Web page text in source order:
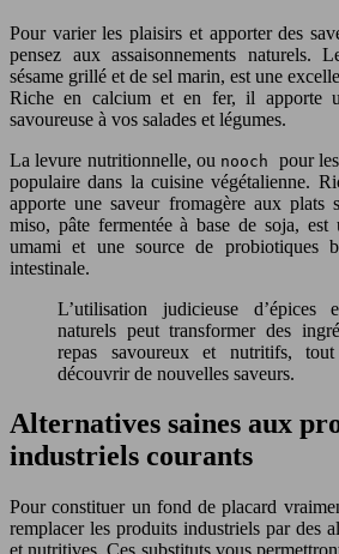
Pour varier les plaisirs et apporter des
pensez aux assaisonnements naturels.
sésame grillé et de sel marin, est une
Riche en calcium et en fer, il apporte
savoureuse à vos salades et légumes.
La levure nutritionnelle, ou nooch pour
populaire dans la cuisine végétalienne.
apporte une saveur fromagère aux plats
miso, pâte fermentée à base de soja, est
umami et une source de probiotiques
intestinale.
L’utilisation judicieuse d’épices et de condiments
naturels peut transformer des
repas savoureux et nutritifs,
découvrir de nouvelles saveurs.
Alternatives saines aux
industriels courants
Pour constituer un fond de placard
remplacer les produits industriels par des